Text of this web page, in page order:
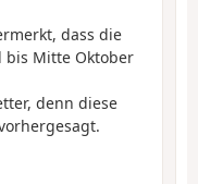
dass die
bis Mitte Oktober
denn diese